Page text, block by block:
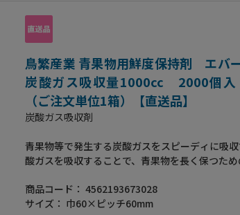
鳥繁産業 青果物用鮮度保持剤 エバ
炭酸ガス吸収量1000cc 2000個入
（ご注文単位1箱）【直送品】
炭酸ガス吸収剤
青果物等で発生する炭酸ガスをスピーディに吸
酸ガスを吸収することで、青果物を長く保つた
ンゴ・ブロッコリー・枝豆・ぶどう・筍など。
商品コード： 4562193673028
サイズ： 巾60×ピッチ60mm